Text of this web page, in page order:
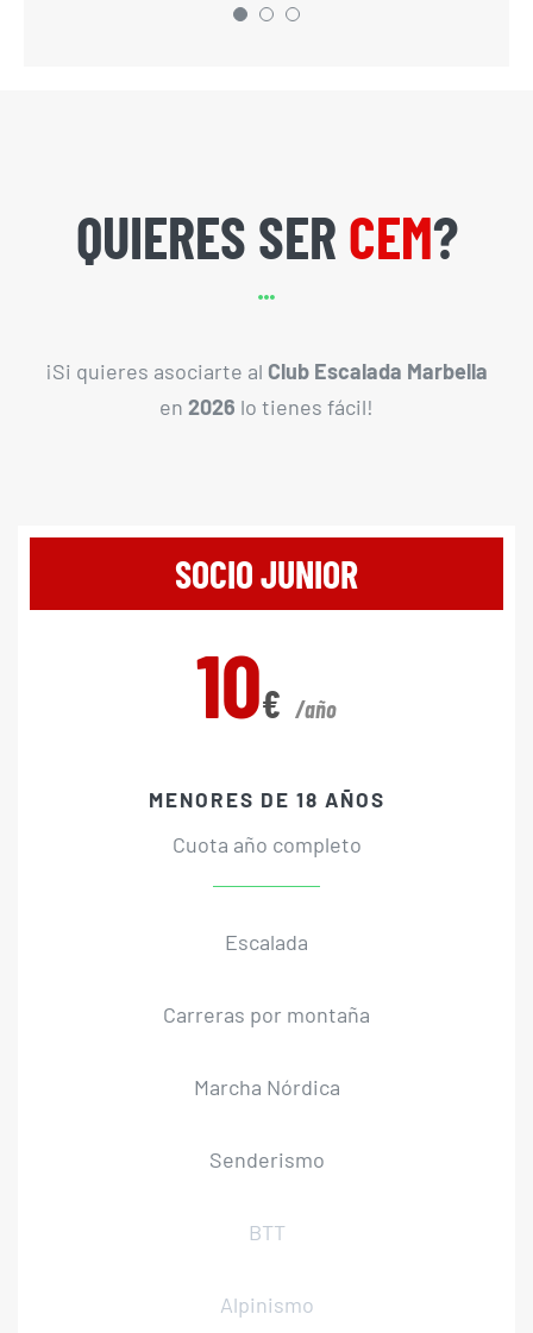
compañeros, son uno de esos
QUIERES SER CEM?
¡Si quieres asociarte al Club Escalada Marbella
en 2026 lo tienes fácil!
SOCIO JUNIOR
10€ /año
MENORES DE 18 AÑOS
Cuota año completo
Escalada
Carreras por montaña
Marcha Nórdica
Senderismo
BTT
Alpinismo